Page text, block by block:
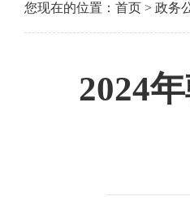
您现在的位置： 首页 > 政务
2024